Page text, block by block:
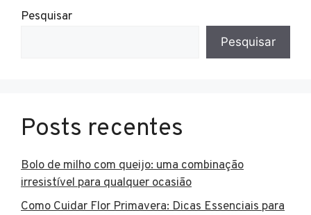
Pesquisar
Pesquisar
Posts recentes
Bolo de milho com queijo: uma combinação
irresistível para qualquer ocasião
Como Cuidar Flor Primavera: Dicas Essenciais para